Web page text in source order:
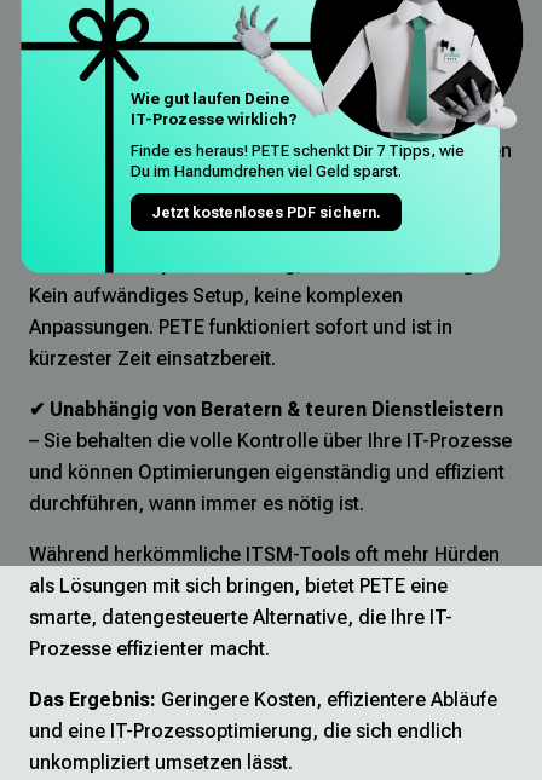
langwierige Audits oder manuelle Auswertungen
durchführen müssen.
✔ Datenbasierte Handlungsempfehlungen
– Kein
Rätselraten mehr: Sie erhalten konkrete, umsetzbare
Optimierungsvorschläge, die auf echten Prozessdaten
basieren – verständlich aufbereitet und direkt in Ihre
IT-Strategie integrierbar.
✔ Minimale Implementierung, maximale Wirkung
Kein aufwändiges Setup, keine komplexen
Anpassungen. PETE funktioniert sofort und ist in
kürzester Zeit einsatzbereit.
✔ Unabhängig von Beratern & teuren Dienstleistern
– Sie behalten die volle Kontrolle über Ihre IT-Prozesse
und können Optimierungen eigenständig und effizient
durchführen, wann immer es nötig ist.
Während herkömmliche ITSM-Tools oft mehr Hürden
als Lösungen mit sich bringen, bietet PETE eine
smarte, datengesteuerte Alternative, die Ihre IT-
Prozesse effizienter macht.
Das Ergebnis: Geringere Kosten, effizientere Abläufe
und eine IT-Prozessoptimierung, die sich endlich
unkompliziert umsetzen lässt.
Wie gut laufen Deine
IT-Prozesse wirklich?
Finde es heraus! PETE schenkt Dir 7 Tipps, wie
Du im Handumdrehen viel Geld sparst.
Jetzt kostenloses PDF sichern.